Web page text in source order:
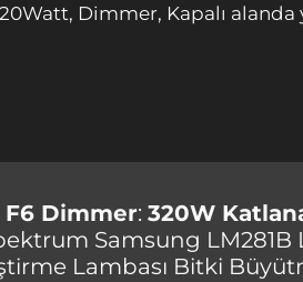
Dimmer, Kapalı
F6 Dimmer: 320W
Samsung LM281B
Lambası Bitki